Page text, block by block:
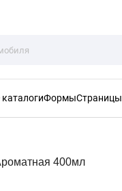
ФормыСтраницы
400мл